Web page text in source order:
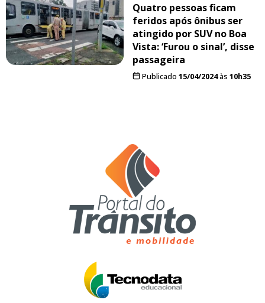
Quatro pessoas ficam
feridos após ônibus ser
atingido por SUV no Boa
Vista: ‘Furou o sinal’, disse
passageira
Publicado 15/04/2024às 10h35